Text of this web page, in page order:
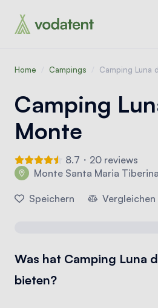
Home Campings Camping Luna
Camping
Monte
8.7・20 reviews
Monte Santa Maria
Speichern Vergleichen
Was hat Camping Luna
bieten?